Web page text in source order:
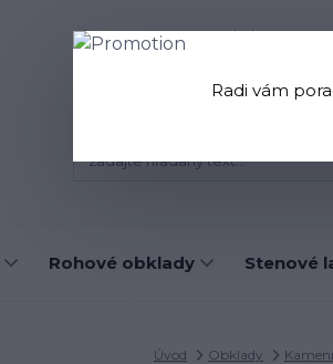
Blog Doprava a platba
Rohové obklady Stenové
Úvod Obklady
Radi vám